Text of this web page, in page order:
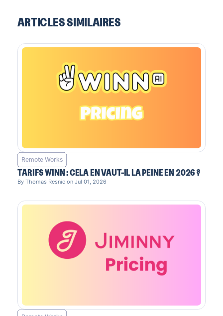
ARTICLES SIMILAIRES
Remote Works
TARIFS WINN : CELA EN VAUT-IL LA PEINE EN 2026 ?
By Thomas Resnic on Jul 01, 2026